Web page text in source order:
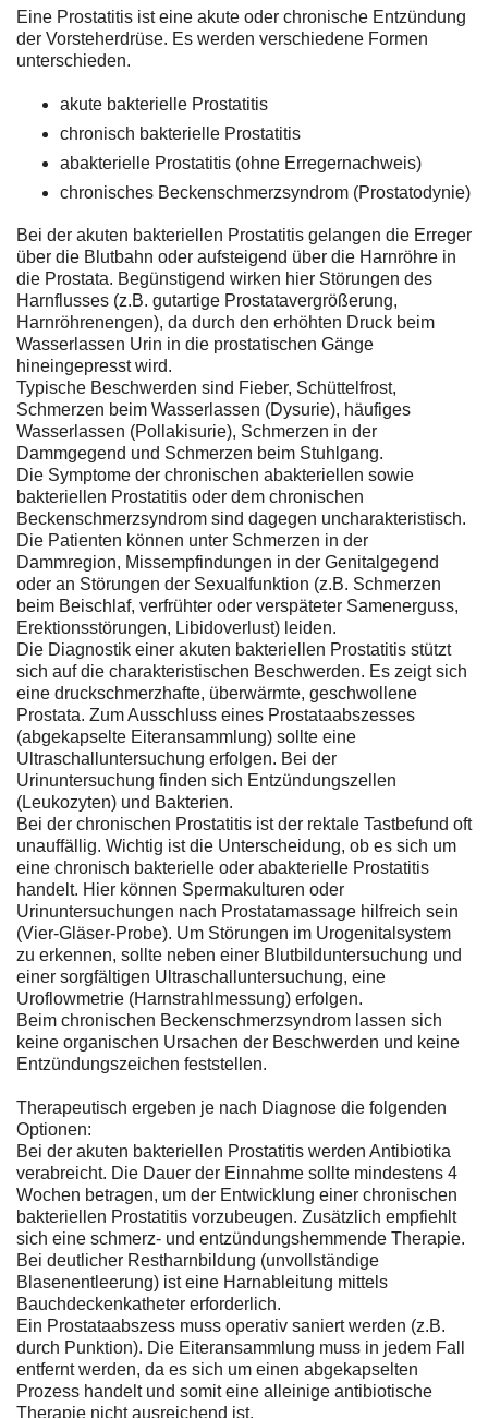
Eine Prostatitis ist eine akute oder chronische Entzündung
der Vorsteherdrüse. Es werden verschiedene Formen
unterschieden.
akute bakterielle Prostatitis
chronisch bakterielle Prostatitis
abakterielle Prostatitis (ohne Erregernachweis)
chronisches Beckenschmerzsyndrom (Prostatodynie)
Bei der akuten bakteriellen Prostatitis gelangen die Erreger
über die Blutbahn oder aufsteigend über die Harnröhre in
die Prostata. Begünstigend wirken hier Störungen des
Harnflusses (z.B. gutartige Prostatavergrößerung,
Harnröhrenengen), da durch den erhöhten Druck beim
Wasserlassen Urin in die prostatischen Gänge
hineingepresst wird.
Typische Beschwerden sind Fieber, Schüttelfrost,
Schmerzen beim Wasserlassen (Dysurie), häufiges
Wasserlassen (Pollakisurie), Schmerzen in der
Dammgegend und Schmerzen beim Stuhlgang.
Die Symptome der chronischen abakteriellen sowie
bakteriellen Prostatitis oder dem chronischen
Beckenschmerzsyndrom sind dagegen uncharakteristisch.
Die Patienten können unter Schmerzen in der
Dammregion, Missempfindungen in der Genitalgegend
oder an Störungen der Sexualfunktion (z.B. Schmerzen
beim Beischlaf, verfrühter oder verspäteter Samenerguss,
Erektionsstörungen, Libidoverlust) leiden.
Die Diagnostik einer akuten bakteriellen Prostatitis stützt
sich auf die charakteristischen Beschwerden. Es zeigt sich
eine druckschmerzhafte, überwärmte, geschwollene
Prostata. Zum Ausschluss eines Prostataabszesses
(abgekapselte Eiteransammlung) sollte eine
Ultraschalluntersuchung erfolgen. Bei der
Urinuntersuchung finden sich Entzündungszellen
(Leukozyten) und Bakterien.
Bei der chronischen Prostatitis ist der rektale Tastbefund oft
unauffällig. Wichtig ist die Unterscheidung, ob es sich um
eine chronisch bakterielle oder abakterielle Prostatitis
handelt. Hier können Spermakulturen oder
Urinuntersuchungen nach Prostatamassage hilfreich sein
(Vier-Gläser-Probe). Um Störungen im Urogenitalsystem
zu erkennen, sollte neben einer Blutbilduntersuchung und
einer sorgfältigen Ultraschalluntersuchung, eine
Uroflowmetrie (Harnstrahlmessung) erfolgen.
Beim chronischen Beckenschmerzsyndrom lassen sich
keine organischen Ursachen der Beschwerden und keine
Entzündungszeichen feststellen.
Therapeutisch ergeben je nach Diagnose die folgenden
Optionen:
Bei der akuten bakteriellen Prostatitis werden Antibiotika
verabreicht. Die Dauer der Einnahme sollte mindestens 4
Wochen betragen, um der Entwicklung einer chronischen
bakteriellen Prostatitis vorzubeugen. Zusätzlich empfiehlt
sich eine schmerz- und entzündungshemmende Therapie.
Bei deutlicher Restharnbildung (unvollständige
Blasenentleerung) ist eine Harnableitung mittels
Bauchdeckenkatheter erforderlich.
Ein Prostataabszess muss operativ saniert werden (z.B.
durch Punktion). Die Eiteransammlung muss in jedem Fall
entfernt werden, da es sich um einen abgekapselten
Prozess handelt und somit eine alleinige antibiotische
Therapie nicht ausreichend ist.